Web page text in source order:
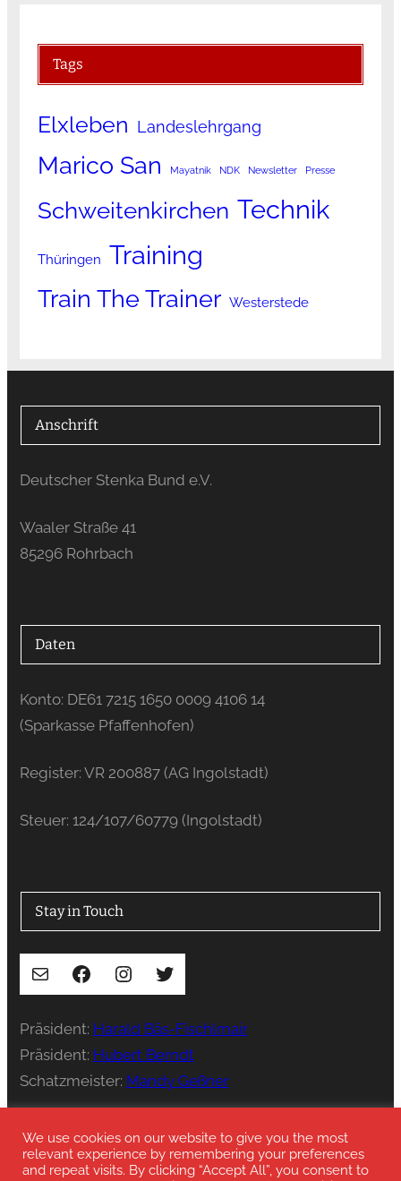
Tags
Elxleben Landeslehrgang
Marico San Mayatnik NDK Newsletter Presse
Schweitenkirchen Technik
Thüringen Training
Train The Trainer Westerstede
Anschrift
Deutscher Stenka Bund e.V.
Waaler Straße 41
85296 Rohrbach
Daten
Konto: DE61 7215 1650 0009 4106 14
(Sparkasse Pfaffenhofen)
Register: VR 200887 (AG Ingolstadt)
Steuer: 124/107/60779 (Ingolstadt)
Stay in Touch
E-Mail Facebook Instagram Twitter
Präsident: Harald Bäs-Fischlmair
Präsident: Hubert Berndt
Schatzmeister: Mandy Geßner
Presse: press@stenka-ev.de
We use cookies on our website to give you the most
relevant experience by remembering your preferences
and repeat visits. By clicking “Accept All”, you consent to